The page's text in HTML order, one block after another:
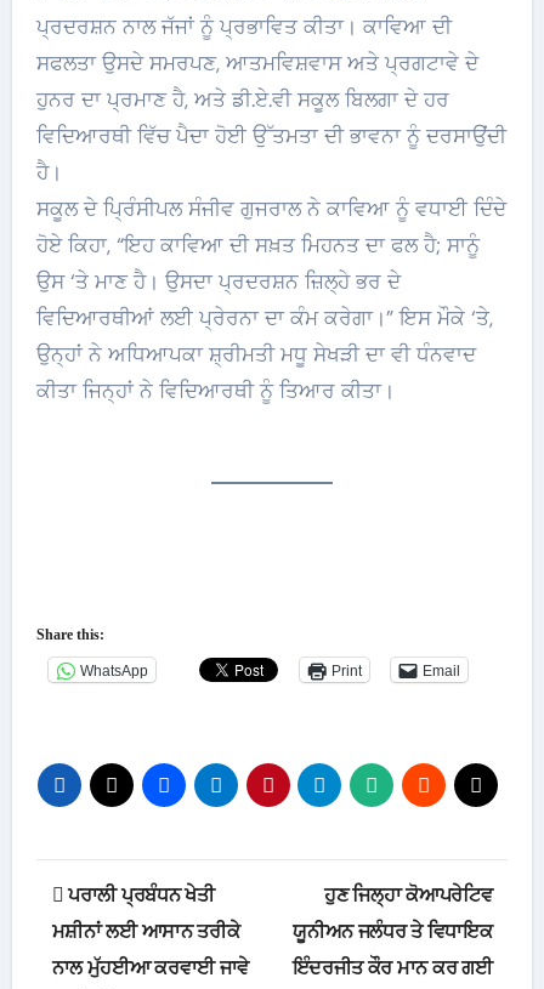
ਪ੍ਰਦਰਸ਼ਨ ਨਾਲ ਜੱਜਾਂ ਨੂੰ ਪ੍ਰਭਾਵਿਤ ਕੀਤਾ। ਕਾਵਿਆ ਦੀ
ਸਫਲਤਾ ਉਸਦੇ ਸਮਰਪਣ, ਆਤਮਵਿਸ਼ਵਾਸ ਅਤੇ ਪ੍ਰਗਟਾਵੇ ਦੇ
ਹੁਨਰ ਦਾ ਪ੍ਰਮਾਣ ਹੈ, ਅਤੇ ਡੀ.ਏ.ਵੀ ਸਕੂਲ ਬਿਲਗਾ ਦੇ ਹਰ
ਵਿਦਿਆਰਥੀ ਵਿੱਚ ਪੈਦਾ ਹੋਈ ਉੱਤਮਤਾ ਦੀ ਭਾਵਨਾ ਨੂੰ ਦਰਸਾਉਂਦੀ
ਹੈ।
ਸਕੂਲ ਦੇ ਪ੍ਰਿੰਸੀਪਲ ਸੰਜੀਵ ਗੁਜਰਾਲ ਨੇ ਕਾਵਿਆ ਨੂੰ ਵਧਾਈ ਦਿੰਦੇ
ਹੋਏ ਕਿਹਾ, “ਇਹ ਕਾਵਿਆ ਦੀ ਸਖ਼ਤ ਮਿਹਨਤ ਦਾ ਫਲ ਹੈ; ਸਾਨੂੰ
ਉਸ ‘ਤੇ ਮਾਣ ਹੈ। ਉਸਦਾ ਪ੍ਰਦਰਸ਼ਨ ਜ਼ਿਲ੍ਹੇ ਭਰ ਦੇ
ਵਿਦਿਆਰਥੀਆਂ ਲਈ ਪ੍ਰੇਰਨਾ ਦਾ ਕੰਮ ਕਰੇਗਾ।” ਇਸ ਮੌਕੇ ‘ਤੇ,
ਉਨ੍ਹਾਂ ਨੇ ਅਧਿਆਪਕਾ ਸ਼੍ਰੀਮਤੀ ਮਧੂ ਸੇਖੜੀ ਦਾ ਵੀ ਧੰਨਵਾਦ
ਕੀਤਾ ਜਿਨ੍ਹਾਂ ਨੇ ਵਿਦਿਆਰਥੀ ਨੂੰ ਤਿਆਰ ਕੀਤਾ।
Share this:
WhatsApp Print Email
Post
navigation
ਪਰਾਲੀ ਪ੍ਰਬੰਧਨ ਖੇਤੀ
ਮਸ਼ੀਨਾਂ ਲਈ ਆਸਾਨ ਤਰੀਕੇ
ਨਾਲ ਮੁੱਹਈਆ ਕਰਵਾਈ ਜਾਵੇ
ਹੁਣ ਜਿਲ੍ਹਾ ਕੋਆਪਰੇਟਿਵ
ਯੂਨੀਅਨ ਜਲੰਧਰ ਤੇ ਵਿਧਾਇਕ
ਇੰਦਰਜੀਤ ਕੌਰ ਮਾਨ ਕਰ ਗਈ